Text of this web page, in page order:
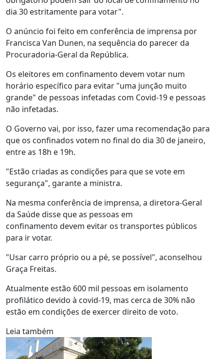
dia 30 estritamente para votar".
O anúncio foi feito em conferência de imprensa por
Francisca Van Dunen, na sequência do parecer da
Procuradoria-Geral da República.
Os eleitores em confinamento devem votar num
horário específico para evitar "uma junção muito
grande" de pessoas infetadas com Covid-19 e pessoas
não infetadas.
O Governo vai, por isso, fazer uma recomendação para
que os confinados votem no final do dia 30 de janeiro,
entre as 18h e 19h.
"Estão criadas as condições para que se vote em
segurança", garante a ministra.
Na mesma conferência de imprensa, a diretora-Geral
da Saúde disse que as pessoas em
confinamento devem evitar os transportes públicos
para ir votar.
"Usar carro próprio ou a pé, se possível", aconselhou
Graça Freitas.
Atualmente estão 600 mil pessoas em isolamento
profilático devido à covid-19, mas cerca de 30% não
estão em condições de exercer direito de voto.
Leia também